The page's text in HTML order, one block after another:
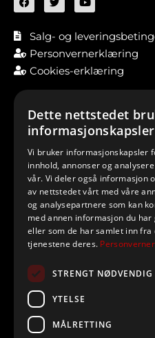
Salg- og
Personvernerklæring
Cookies-erklæring
Meld deg på vårt
Dette nettstedet
informasjonskapsler
Vi bruker informasjonskapsler
innhold, annonser og
vår. Vi deler også informasjon
av nettstedet vårt med våre
og analysepartnere som kan
med annen informasjon du har
eller som de har samlet inn fra
tjenestene deres.
STRENGT NØDVENDIG
YTELSE
MÅLRETTING